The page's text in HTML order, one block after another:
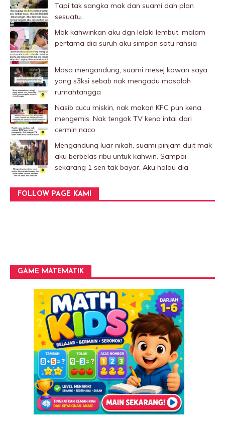
Tapi tak sangka mak dan suami dah plan
sesuatu..
Mak kahwinkan aku dgn lelaki Iembut, malam
pertama dia suruh aku simpan satu rahsia
Masa mengandung, suami mesej kawan saya
yang s3ksi sebab nak mengadu masalah
rumahtangga
Nasib cucu miskin, nak makan KFC pun kena
mengemis. Nak tengok TV kena intai dari
cermin naco
Mengandung luar nikah, suami pinjam duit mak
aku berbelas ribu untuk kahwin. Sampai
sekarang 1 sen tak bayar. Aku halau dia
FOLLOW PAGE KAMI
GAME MATEMATIK